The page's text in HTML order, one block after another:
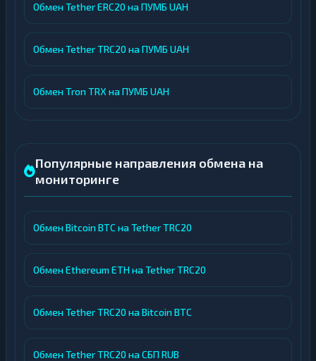
Обмен Tether ERC20 на ПУМБ UAH
Обмен Tether TRC20 на ПУМБ UAH
Обмен Tron TRX на ПУМБ UAH
Популярные направления обмена на
мониторинге
Обмен Bitcoin BTC на Tether TRC20
Обмен Ethereum ETH на Tether TRC20
Обмен Tether TRC20 на Bitcoin BTC
Обмен Tether TRC20 на СБП RUB